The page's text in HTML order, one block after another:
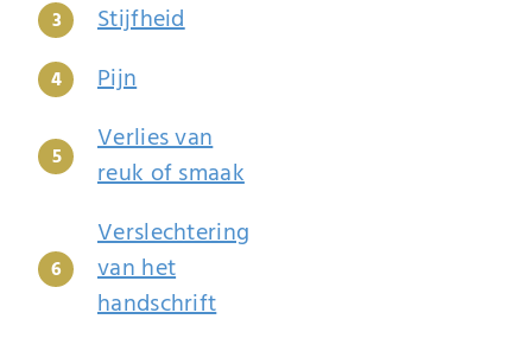
Stijfheid
Pijn
Verlies van
reuk of smaak
Verslechtering
van het
handschrift